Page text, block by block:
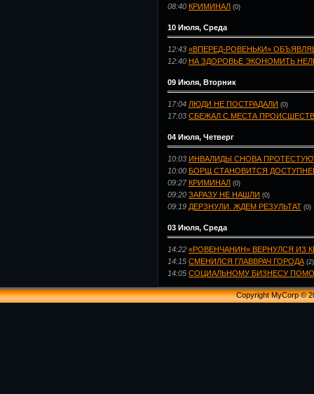
08:40 КРИМИНАЛ (0)
10 Июля, Среда
12:43 «ВПЕРЕД-РОВЕНЬКИ»
12:40 НА ЗДОРОВЬЕ ЭКОНОМИТЬ
09 Июля, Вторник
17:04 ЛЮДИ НЕ ПОСТРАДАЛИ (0)
17:03 СБЕЖАЛ С МЕСТА
04 Июля, Четверг
10:03 ИНВАЛИДЫ СНОВА
10:00 БОРЩ СТАНОВИТСЯ
09:27 КРИМИНАЛ (0)
09:20 ЗАРАЗУ НЕ НАШЛИ (0)
09:19 ДЕРЗНУЛИ. ЖДЕМ РЕЗУЛЬТАТ (0)
03 Июля, Среда
14:22 «РОВЕНЧАНИН» ВЕРНУЛСЯ ИЗ
14:15 СМЕНИЛСЯ ГЛАВВРАЧ ГОРОДА (2)
14:05 СОЦИАЛЬНОМУ БИЗНЕСУ
Copyright MyCorp ©